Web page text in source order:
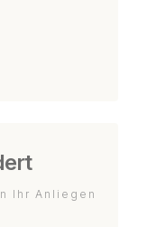
Ihr Anliegen